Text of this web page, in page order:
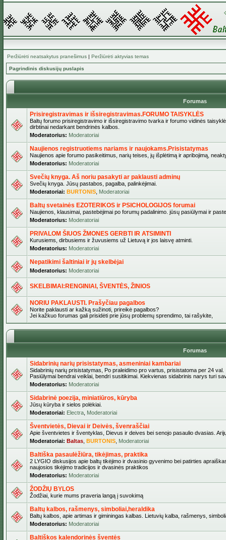
Peržiūrėti neatsakytus pranešimus | Peržiūrėti aktyvias temas
Pagrindinis diskusijų puslapis
Forumas
Prisiregistravimas ir išsiregistravimas.FORUMO TAISYKLĖS
Baltų forumo prisiregistravimo ir išsiregistravimo tvarka ir forumo vidinės
dirbtinai nedarkant bendrinės kalbos.
Moderatorius: Moderatoriai
Naujienos registruotiems nariams ir naujokams.Prisistatymas
Naujienos apie forumo pasikeitimus, narių teises, jų išplėtimą ir apribojimą,
Moderatorius: Moderatoriai
Svečių knyga. Aš noriu pasakyti ar paklausti adminų
Svečių knyga. Jūsų pastabos, pagalba, palinkėjimai.
Moderatoriai: BURTONIS Moderatoriai
Baltų svetainės EZOTERIKOS ir PSICHOLOGIJOS forumai
Naujienos, klausimai, pastebėjimai po forumų padalinimo. jūsų pasiūlymai ir
Moderatorius: Moderatoriai
PRIVALOM ŠIUOS ŽMONES GERBTI IR ATSIMINTI
Kurusiems, dirbusiems ir žuvusiems už Lietuvą ir jos laisvę atminti.
Moderatorius: Moderatoriai
Nepatikimi šaltiniai ir jų skelbėjai
Moderatorius: Moderatoriai
SKELBIMAI:RENGINIAI, ŠVENTĖS, ŽINIOS
NORIU PAKLAUSTI. Prašyčiau pagalbos
Norite paklausti ar kažką sužinoti, prireikė pagalbos?
Jei kažkuo forumas gali prisidėti prie jūsų problemų sprendimo, tai rašykite,
Forumas
Sidabrinių narių prisistatymas, asmeniniai kambariai
Sidabrinių narių prisistatymas, Po praleidimo pro vartus, prisistatoma per 24 val.
Pasiūlymai bendrai veiklai, bendri susitikimai. Kiekvienas sidabrinis narys turi
Moderatorius: Moderatoriai
Sidabrinė poezija, miniatiūros, kūryba
Jūsų kūryba ir sielos polėkiai.
Moderatoriai: Electra Moderatoriai
Šventvietės, Dievai ir Deivės, švenraščiai
Apie šventvietes ir šventyklas, Dievus ir deives bei senojo pasaulio dvasias.
Moderatoriai: Baltas BURTONIS Moderatoriai
Baltiška pasaulėžiūra, tikėjimas, praktika
2 LYGIO diskusijos apie baltų tikėjimo ir dvasinio gyvenimo bei patirties
naujosios tikėjimo tradicijos ir dvasinės praktikos
Moderatorius: Moderatoriai
ŽODŽIŲ BYLOS
Žodžiai, kurie mums praveria langą į suvokimą
Baltų kalbos, rašmenys, simboliai,heraldika
Baltų kalbos, apie artimas ir giminingas kalbas. Lietuvių kalba, rašmenys,
Moderatorius: Moderatoriai
Baltiškos kalendorinės šventės